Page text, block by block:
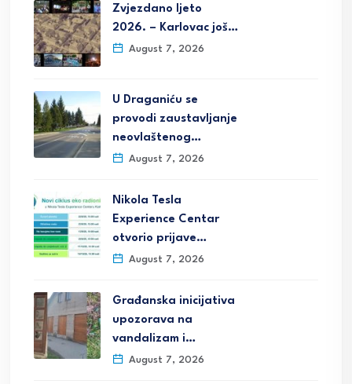
Zvjezdano ljeto
2026. – Karlovac još…
August 7, 2026
U Draganiću se
provodi zaustavljanje
neovlaštenog…
August 7, 2026
Nikola Tesla
Experience Centar
otvorio prijave…
August 7, 2026
Građanska inicijativa
upozorava na
vandalizam i…
August 7, 2026